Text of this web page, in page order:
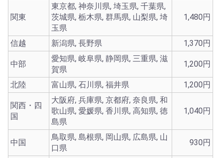
関東
東京都, 神奈川県, 埼玉県, 千葉県,
茨城県, 栃木県, 群馬県, 山梨県, 埼
玉県
1,480円
信越 新潟県, 長野県 1,370円
中部
愛知県, 岐阜県, 静岡県, 三重県, 滋
賀県
1,200円
北陸 富山県, 石川県, 福井県 1,200円
関西・四
国
大阪府, 兵庫県, 京都府, 奈良県, 和
歌山県, 愛媛県, 香川県, 高知県, 徳
島県
1,040円
中国
鳥取県, 島根県, 岡山県, 広島県, 山
口県
930円